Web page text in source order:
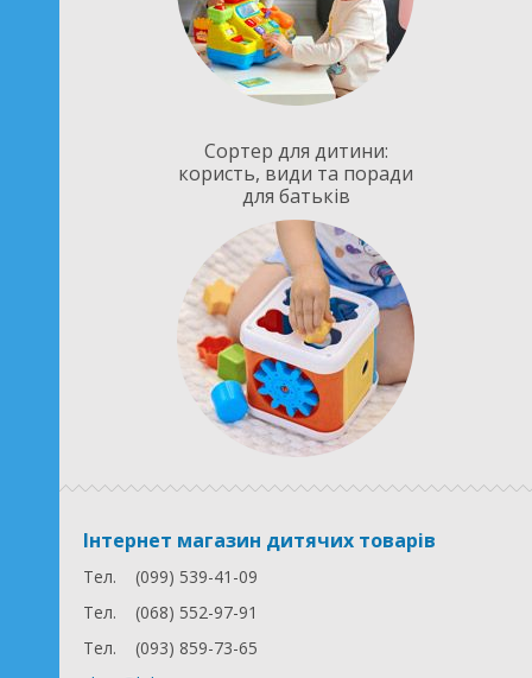
Сортер для дитини:
користь, види та поради
для батьків
Інтернет магазин дитячих товарів
Тел.
(099) 539-41-09
Тел.
(068) 552-97-91
Тел.
(093) 859-73-65